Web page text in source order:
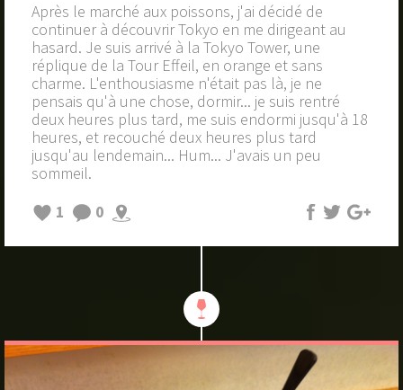
Après le marché aux poissons, j'ai décidé de
continuer à découvrir Tokyo en me dirigeant au
hasard. Je suis arrivé à la Tokyo Tower, une
réplique de la Tour Effeil, en orange et sans
charme. L'enthousiasme n'était pas là, je ne
pensais qu'à une chose, dormir... je suis rentré
deux heures plus tard, me suis endormi jusqu'à 18
heures, et recouché deux heures plus tard
jusqu'au lendemain... Hum... J'avais un peu
sommeil.
1
0